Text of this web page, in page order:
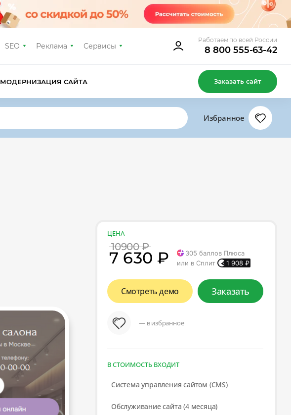
SEO Реклама Сервисы
Работаем по всей России
8 800 555-63-42
МОДЕРНИЗАЦИЯ САЙТА Заказать сайт
Избранное
ЦЕНА
10900 ₽
7 630 ₽ 305 баллов Плюса
или в Сплит
1 908 ₽
Смотреть демо Заказать
— в избранное
В СТОИМОСТЬ ВХОДИТ
Система управления сайтом (CMS)
Обслуживание сайта (4 месяца)